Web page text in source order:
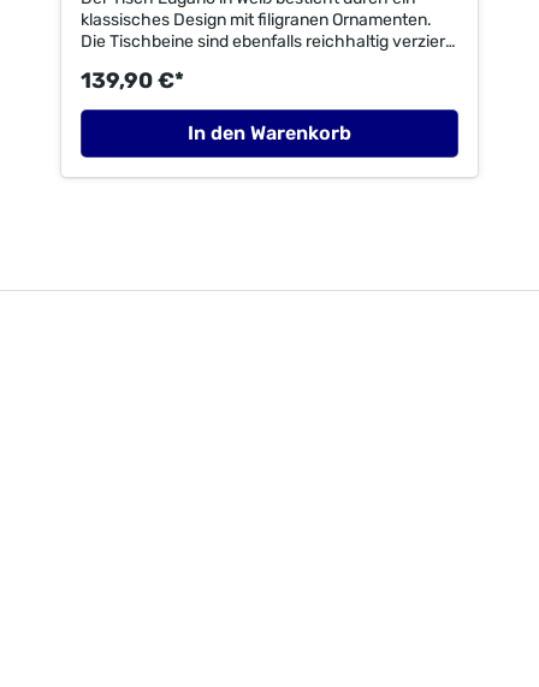
klassisches Design mit filigranen Ornamenten.
Die Tischbeine sind ebenfalls reichhaltig verziert.
hergestellt.Maße cm (TxBxH) ca.:Tisch: Ø 70 x
68 cm Tischunterkante: 68,5
cmMaterial:AluminiumgussImporteurMerxx
Handels GmbHAn der Trave 1923923
139,90 €*
In den Warenkorb